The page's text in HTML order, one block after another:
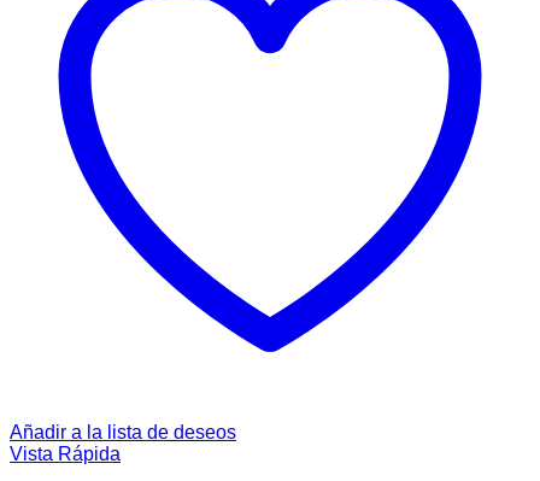
Añadir a la lista de deseos
Vista Rápida